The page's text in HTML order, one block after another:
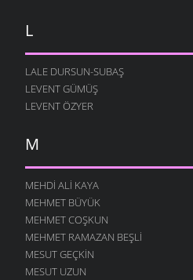
L
LALE DURSUN-SUBAŞ
LEVENT GÜMÜŞ
LEVENT ÖZYER
M
MEHDI ALI KAYA
MEHMET BÜYÜK
MEHMET COŞKUN
MEHMET RAMAZAN BEŞLI
MESUT GEÇKIN
MESUT UZUN